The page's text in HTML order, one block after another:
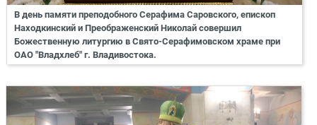
В день памяти преподобного Серафима Саровского, епископ
Находкинский и Преображенский Николай совершил
Божественную литургию в Свято-Серафимовском храме при
ОАО "Владхлеб" г. Владивостока.